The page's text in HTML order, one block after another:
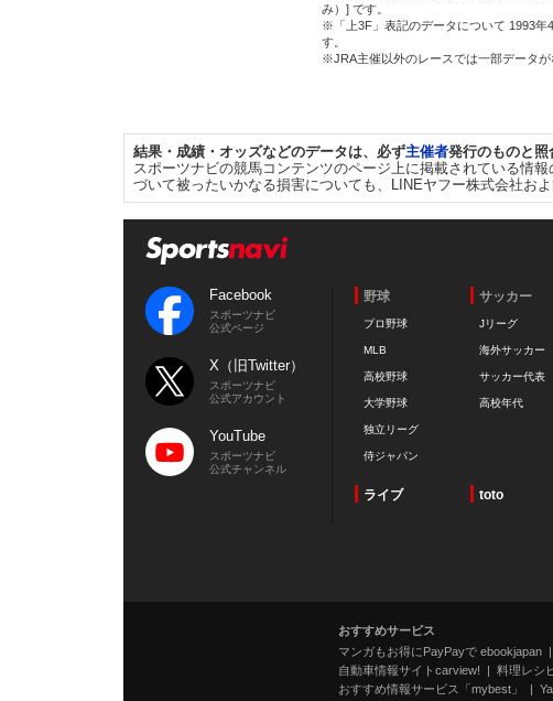
み）] です。
※「上3F」表記のデータについて 1993年
す。
※JRA主催以外のレースでは一部データが
結果・成績・オッズなどのデータは、必ず主催者発行のものと照
スポーツナビの競馬コンテンツのページ上に掲載されている情
づいて被ったいかなる損害についても、LINEヤフー株式会社お
Facebook
スポーツナビ
公式ページ
X（旧Twitter）
スポーツナビ
公式アカウント
YouTube
スポーツナビ
公式チャンネル
野球
プロ野球
MLB
高校野球
大学野球
独立リーグ
侍ジャパン
サッカー
Jリーグ
海外サッカー
サッカー代表
高校年代
ライブ toto
おすすめサービス
マンガもお得にPayPayで ebookjapan
自動車情報サイトcarview!
料理レシ
おすすめ情報サービス「mybest」